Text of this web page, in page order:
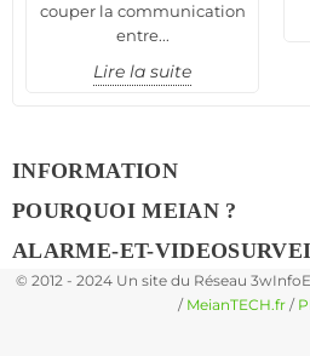
couper la communication
entre...
Lire la suite
INFORMATION
POURQUOI MEIAN ?
ALARME-ET-
© 2012 - 2024 Un site du Réseau
/ MeianTECH.fr /